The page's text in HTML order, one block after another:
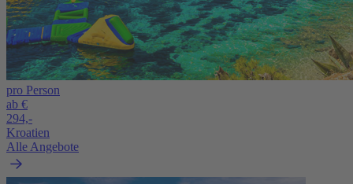
pro Person
ab €
294,-
Kroatien
Alle Angebote